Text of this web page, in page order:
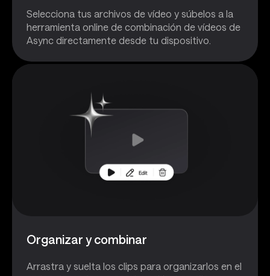
Selecciona tus archivos de vídeo y súbelos a la
herramienta online de combinación de vídeos de
Async directamente desde tu dispositivo.
Organizar y combinar
Arrastra y suelta los clips para organizarlos en el